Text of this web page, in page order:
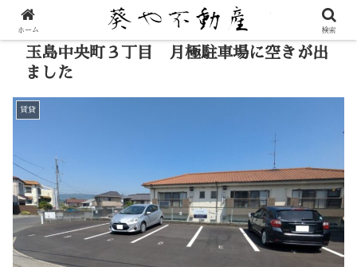
玉島中央町３丁目 月極駐車場に空きが出
ました
賃貸
ホーム 検索